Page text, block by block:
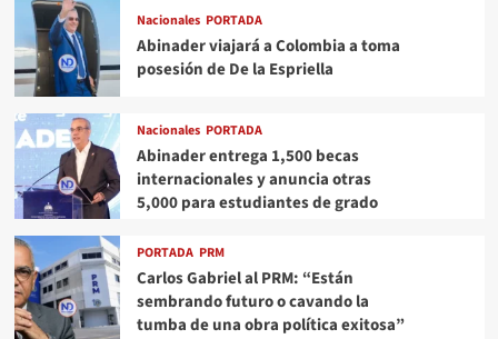
Nacionales PORTADA
Abinader viajará a Colombia a toma
posesión de De la Espriella
Nacionales PORTADA
Abinader entrega 1,500 becas
internacionales y anuncia otras
5,000 para estudiantes de grado
PORTADA PRM
Carlos Gabriel al PRM: “Están
sembrando futuro o cavando la
tumba de una obra política exitosa”